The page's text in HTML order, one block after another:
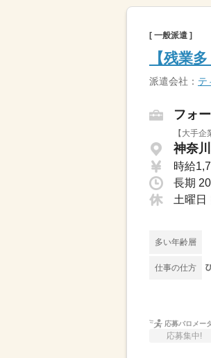
[ 一般派遣 ]
【残業
派遣会社： テ
フォ
【大手
神奈
時給
土曜日
多い年齢層
仕事の仕方
応募バロメー
応募集中!